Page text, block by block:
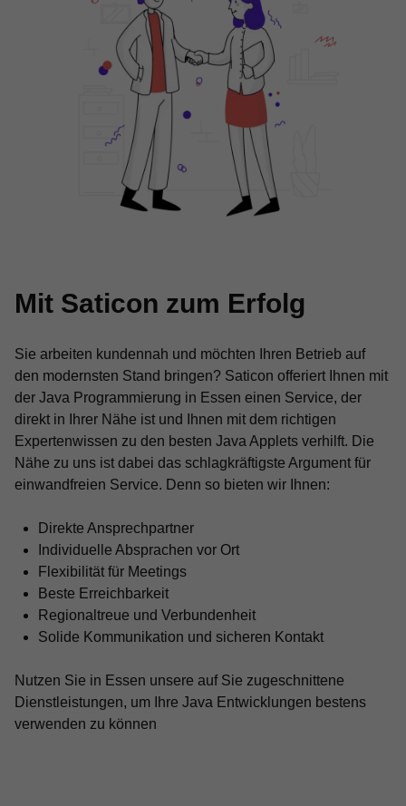
Mit Saticon zum Erfolg
Sie arbeiten kundennah und möchten Ihren Betrieb auf
den modernsten Stand bringen? Saticon offeriert Ihnen mit
der Java Programmierung in Essen einen Service, der
direkt in Ihrer Nähe ist und Ihnen mit dem richtigen
Expertenwissen zu den besten Java Applets verhilft. Die
Nähe zu uns ist dabei das schlagkräftigste Argument für
einwandfreien Service. Denn so bieten wir Ihnen:
Direkte Ansprechpartner
Individuelle Absprachen vor Ort
Flexibilität für Meetings
Beste Erreichbarkeit
Regionaltreue und Verbundenheit
Solide Kommunikation und sicheren Kontakt
Nutzen Sie in Essen unsere auf Sie zugeschnittene
Dienstleistungen, um Ihre Java Entwicklungen bestens
verwenden zu können